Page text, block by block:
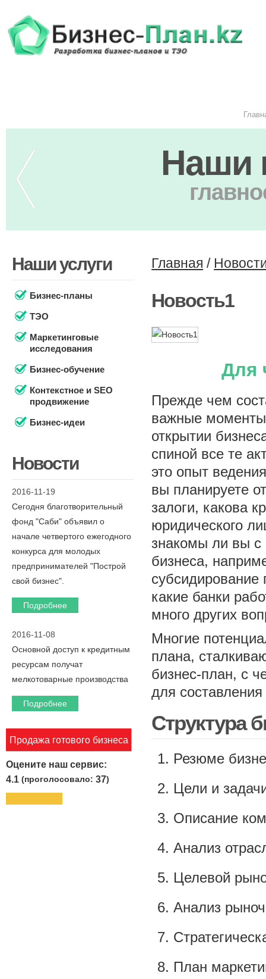
Наши
Наши услуги
Бизнес-планы
ТЭО
Маркетинговые
исследования
Бизнес-обучение
Контекстное и SEO
продвижение
Бизнес-идеи
Новости
2016-11-19
Сегодня благотворительный
фонд "Саби" объявил о
начале четвертого ежегодного
конкурса для молодых
предпринимателей "Построй
свой бизнес".
Подробнее
2016-11-08
Основной доступ к кредитным
ресурсам получат
мелкотоварные производства
Подробнее
Продажа готового бизнеса
Оцените наш сервис:
4.1 (проголосовало:37)
Главная /
Новость1
Для
Прежде чем
важные
открытии
спиной все те
это опыт
вы планируете
залоги, какова
юридического
знакомы ли вы с
бизнеса,
субсидирование
какие банки
много других
Многие
плана,
бизнес-план, с
для
Структура
Резюме
Цели и
Описание
Анализ
Целевой
Анализ
План